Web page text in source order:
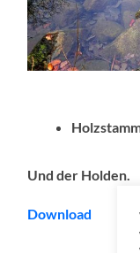
Und der Holden.
Download